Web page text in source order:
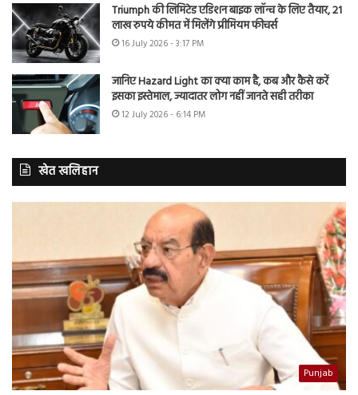
Triumph की लिमिटेड एडिशन बाइक लॉन्च के लिए तैयार, 21
लाख रुपये कीमत में मिलेंगे प्रीमियम फीचर्स
16 July 2026 - 3:17 PM
जानिए Hazard Light का क्या काम है, कब और कैसे करें
इसका इस्तेमाल, ज्यादातर लोग नहीं जानते सही तरीका
12 July 2026 - 6:14 PM
खेत खलिहान
Punjab